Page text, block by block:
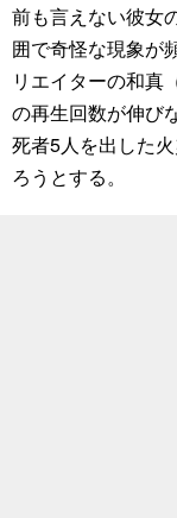
前も言えない彼女
囲で奇怪な現象が
リエイターの和真
の再生回数が伸び
死者5人を出した
ろうとする。